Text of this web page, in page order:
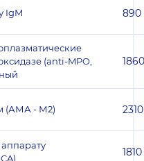
IgM 890
(anti-MPO,
1860
(АМА - М2) 2310
1810